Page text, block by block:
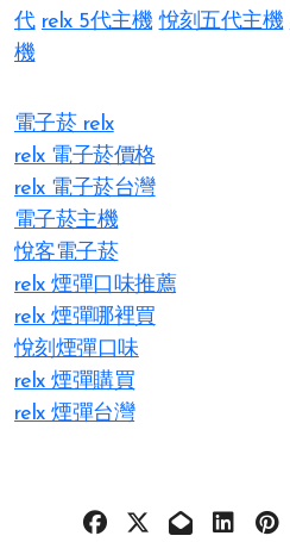
代 relx 5代主機 悅刻五代主機
機
電子菸 relx
relx 電子菸價格
relx 電子菸台灣
電子菸主機
悅客電子菸
relx 煙彈口味推薦
relx 煙彈哪裡買
悅刻煙彈口味
relx 煙彈購買
relx 煙彈台灣